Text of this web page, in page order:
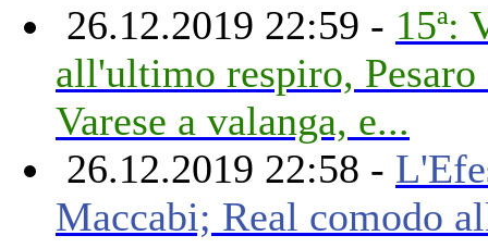
26.12.2019 22:59 - 15ª:
all'ultimo respiro, Pesaro
Varese a valanga, e...
26.12.2019 22:58 -
Maccabi; Real comodo